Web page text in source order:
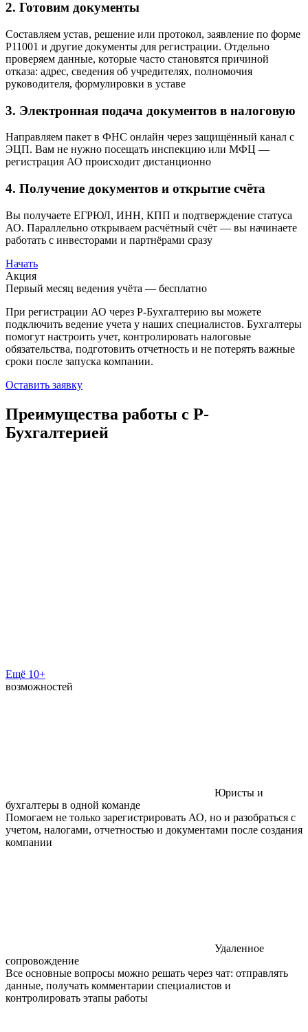
2. Готовим документы
Составляем устав, решение или протокол, заявление по форме
Р11001 и другие документы для регистрации. Отдельно
проверяем данные, которые часто становятся причиной
отказа: адрес, сведения об учредителях, полномочия
руководителя, формулировки в уставе
3. Электронная подача документов в налоговую
Направляем пакет в ФНС онлайн через защищённый канал с
ЭЦП. Вам не нужно посещать инспекцию или МФЦ —
регистрация АО происходит дистанционно
4. Получение документов и открытие счёта
Вы получаете ЕГРЮЛ, ИНН, КПП и подтверждение статуса
АО. Параллельно открываем расчётный счёт — вы начинаете
работать с инвесторами и партнёрами сразу
Начать
Акция
Первый месяц ведения учёта — бесплатно
При регистрации АО через Р-Бухгалтерию вы можете
подключить ведение учета у наших специалистов. Бухгалтеры
помогут настроить учет, контролировать налоговые
обязательства, подготовить отчетность и не потерять важные
сроки после запуска компании.
Оставить заявку
Преимущества работы с Р-
Бухгалтерией
Ещё 10+
возможностей
Юристы и
бухгалтеры в одной команде
Помогаем не только зарегистрировать АО, но и разобраться с
учетом, налогами, отчетностью и документами после создания
компании
Удаленное
сопровождение
Все основные вопросы можно решать через чат: отправлять
данные, получать комментарии специалистов и
контролировать этапы работы